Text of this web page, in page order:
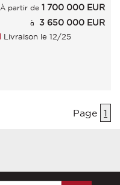
À partir de 1 700 000 EUR
à 3 650 000 EUR
Livraison le 12/25
Page 1